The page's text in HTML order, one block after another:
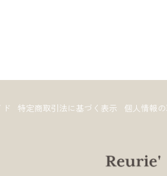
特定商取引法に基づく表示 個人情報